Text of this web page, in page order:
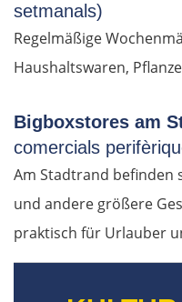
setmanals)
Regelmäßige
Haushaltswaren,
Bigboxstores am
comercials
Am Stadtrand befinden
und andere größere
praktisch für Urlauber